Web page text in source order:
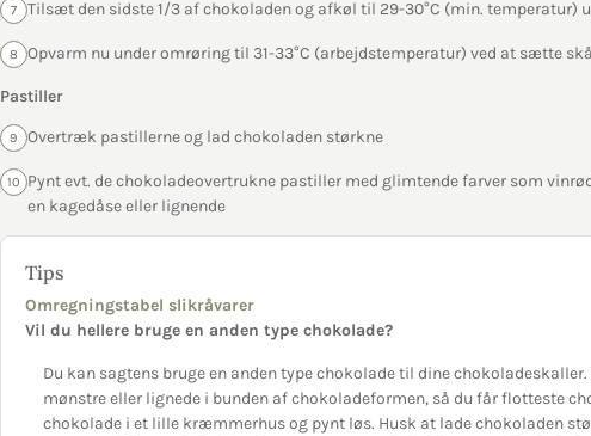
7 Tilsæt den sidste 1/3 af chokoladen og afkøl til 29-30°C (min. temperatur)
8 Opvarm nu under omrøring til 31-33°C (arbejdstemperatur) ved at sætte
Pastiller
9 Overtræk pastillerne og lad chokoladen størkne
10 Pynt evt. de chokoladeovertrukne pastiller med glimtende farver som
en kagedåse eller lignende
Tips
Omregningstabel slikråvarer
Vil du hellere bruge en anden type chokolade?
Du kan sagtens bruge en anden type chokolade til dine
mønstre eller lignede i bunden af chokoladeformen, så du får flotteste
chokolade i et lille kræmmerhus og pynt løs. Husk at lade chokoladen